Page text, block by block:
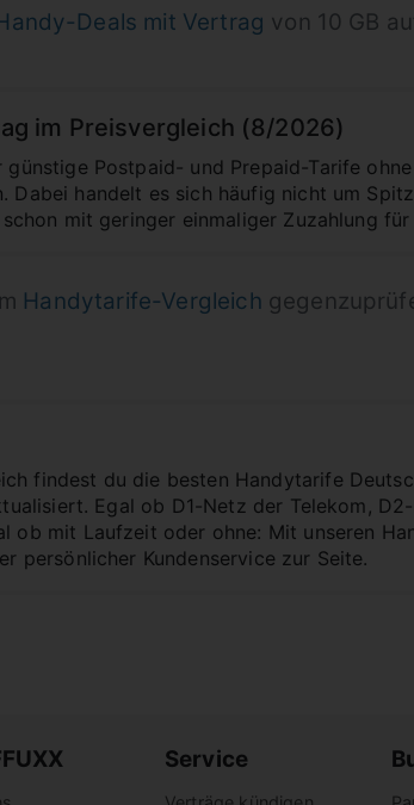
Deals mit Vertrag von 10 GB
im Preisvergleich (8/2026)
Postpaid- und Prepaid-Tarife
handelt es sich häufig nicht um
mit geringer einmaliger Zuzahlung
Handytarife-Vergleich
findest du die besten Handytarife
Egal ob D1-Netz der Telekom,
ob mit Laufzeit oder ohne: Mit unseren
persönlicher Kundenservice zur Seite.
Service